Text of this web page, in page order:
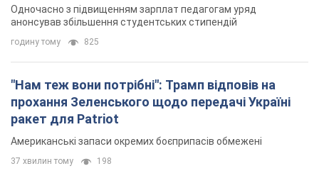
Одночасно з підвищенням зарплат педагогам уряд
анонсував збільшення студентських стипендій
годину тому 825
"Нам теж вони потрібні": Трамп відповів на
прохання Зеленського щодо передачі Україні
ракет для Patriot
Американські запаси окремих боєприпасів обмежені
37 хвилин тому 198